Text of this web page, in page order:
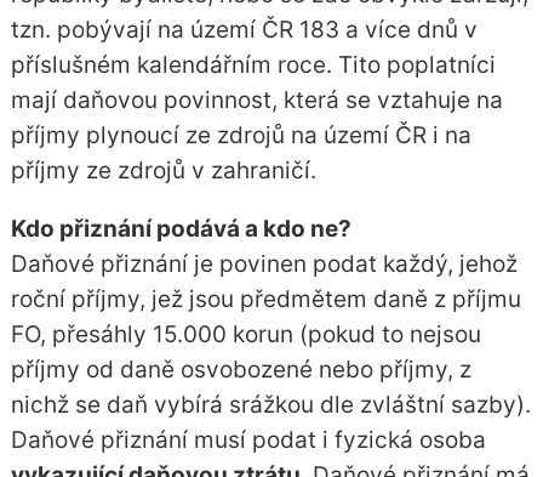
tzn. pobývají na území ČR 183 a více dnů v
příslušném kalendářním roce. Tito poplatníci
mají daňovou povinnost, která se vztahuje na
příjmy plynoucí ze zdrojů na území ČR i na
příjmy ze zdrojů v zahraničí.
Kdo přiznání podává a kdo ne?
Daňové přiznání je povinen podat každý, jehož
roční příjmy, jež jsou předmětem daně z příjmu
FO, přesáhly 15.000 korun (pokud to nejsou
příjmy od daně osvobozené nebo příjmy, z
nichž se daň vybírá srážkou dle zvláštní sazby).
Daňové přiznání musí podat i fyzická osoba